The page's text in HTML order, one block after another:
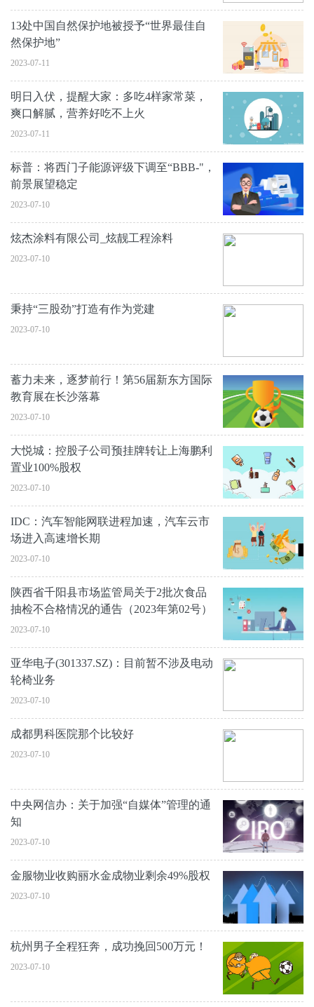
13处中国自然保护地被授予“世界最佳自
然保护地”
2023-07-11
明日入伏，提醒大家：多吃4样家常菜，
爽口解腻，营养好吃不上火
2023-07-11
标普：将西门子能源评级下调至“BBB-"，
前景展望稳定
2023-07-10
炫杰涂料有限公司_炫靓工程涂料
2023-07-10
秉持“三股劲”打造有作为党建
2023-07-10
蓄力未来，逐梦前行！第56届新东方国际
教育展在长沙落幕
2023-07-10
大悦城：控股子公司预挂牌转让上海鹏利
置业100%股权
2023-07-10
IDC：汽车智能网联进程加速，汽车云市
场进入高速增长期
2023-07-10
陕西省千阳县市场监管局关于2批次食品
抽检不合格情况的通告（2023年第02号）
2023-07-10
亚华电子(301337.SZ)：目前暂不涉及电动
轮椅业务
2023-07-10
成都男科医院那个比较好
2023-07-10
中央网信办：关于加强“自媒体”管理的通
知
2023-07-10
金服物业收购丽水金成物业剩余49%股权
2023-07-10
杭州男子全程狂奔，成功挽回500万元！
2023-07-10